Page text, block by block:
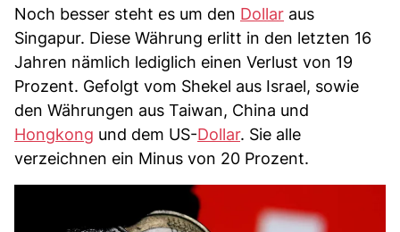
Noch besser steht es um den Dollar aus
Singapur. Diese Währung erlitt in den letzten 16
Jahren nämlich lediglich einen Verlust von 19
Prozent. Gefolgt vom Shekel aus Israel, sowie
den Währungen aus Taiwan, China und
Hongkong und dem US-Dollar. Sie alle
verzeichnen ein Minus von 20 Prozent.